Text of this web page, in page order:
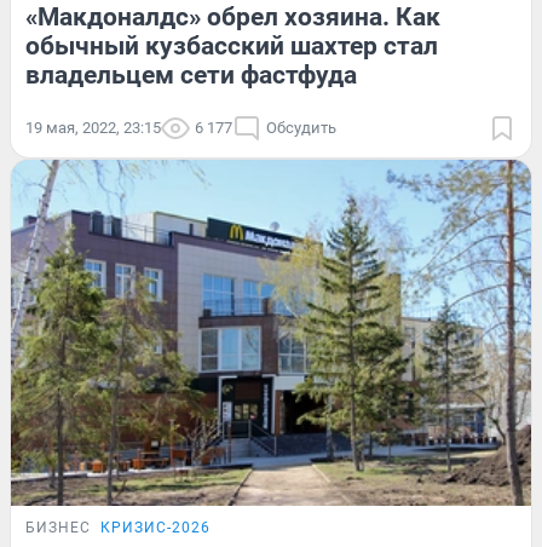
«Макдоналдс» обрел хозяина. Как
обычный кузбасский шахтер стал
владельцем сети фастфуда
19 мая, 2022, 23:15 6 177 Обсудить
БИЗНЕС КРИЗИС-2026